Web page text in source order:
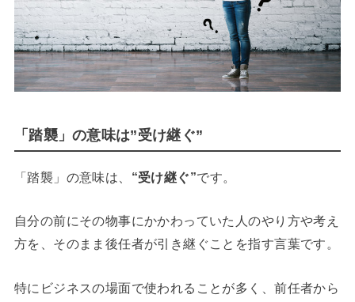
「踏襲」の意味は”受け継ぐ”
「踏襲」の意味は、 “受け継ぐ”です。
自分の前にその物事にかかわっていた人のやり方や考え
方を、そのまま後任者が引き継ぐことを指す言葉です。
特にビジネスの場面で使われることが多く、前任者から